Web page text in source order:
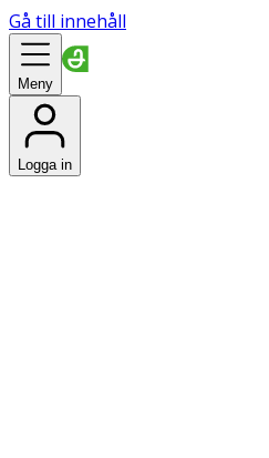
Gå till innehåll
Meny
Logga in